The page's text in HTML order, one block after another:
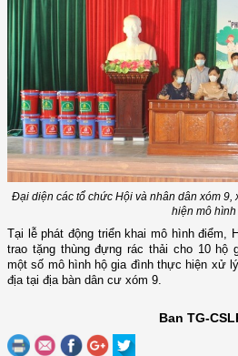
Đại diện các tổ chức Hội và nhân dân xóm 9,
hiện mô hình
Tại lễ phát động triển khai mô hình điểm,
trao tặng thùng đựng rác thải cho 10 hộ
một số mô hình hộ gia đình thực hiện xử
địa tại địa bàn dân cư xóm 9.
Ban TG-